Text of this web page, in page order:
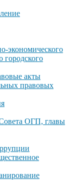
экономического
городского
акты
правовых
ОГП, главы